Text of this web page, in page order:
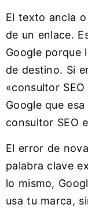
El texto ancla
de un enlace.
Google porque
de destino. Si
«consultor
Google que
consultor SEO
El error de
palabra clave
lo mismo,
usa tu marca,